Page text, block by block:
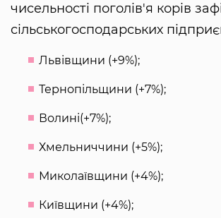
чисельності поголів'я корів
сільськогосподарських
Львівщини (+9%);
Тернопільщини (+7%);
Волині(+7%);
Хмельниччини (+5%);
Миколаївщини (+4%);
Київщини (+4%);